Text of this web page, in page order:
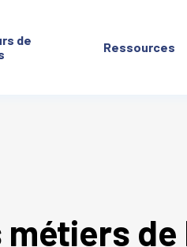
de
Ressources
métiers